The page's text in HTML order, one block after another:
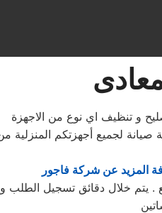
و تنظيف اي نوع من الاجهزة
لجميع أجهزتكم المنزلية
المزيد عن شركة فاجور